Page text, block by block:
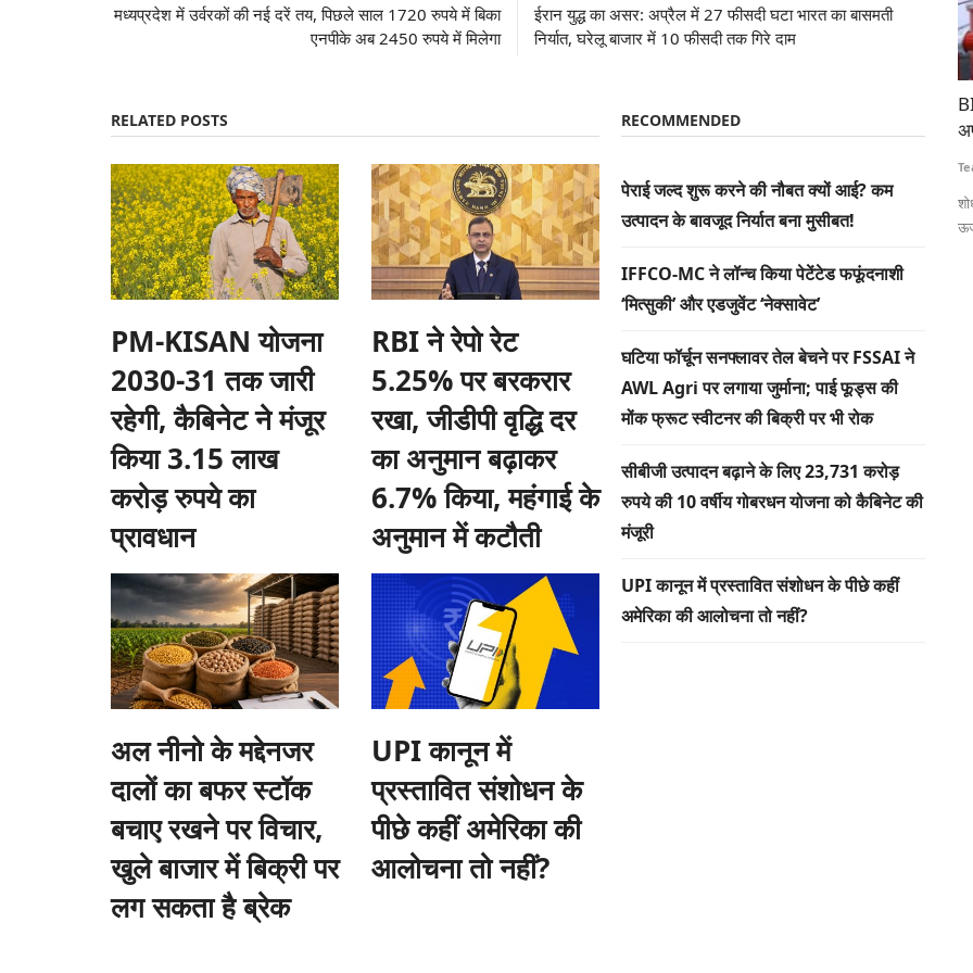
मध्यप्रदेश में उर्वरकों की नई दरें तय, पिछले साल 1720 रुपये में बिका
एनपीके अब 2450 रुपये में मिलेगा
ईरान युद्ध का असर: अप्रैल में 27 फीसदी घटा भारत का बासमती
निर्यात, घरेलू बाजार में 10 फीसदी तक गिरे दाम
RELATED POSTS
PM-KISAN योजना
2030-31 तक जारी
रहेगी, कैबिनेट ने मंजूर
किया 3.15 लाख
करोड़ रुपये का
प्रावधान
RBI ने रेपो रेट
5.25% पर बरकरार
रखा, जीडीपी वृद्धि दर
का अनुमान बढ़ाकर
6.7% किया, महंगाई के
अनुमान में कटौती
अल नीनो के मद्देनजर
दालों का बफर स्टॉक
बचाए रखने पर विचार,
खुले बाजार में बिक्री पर
लग सकता है ब्रेक
UPI कानून में
प्रस्तावित संशोधन के
पीछे कहीं अमेरिका की
आलोचना तो नहीं?
RECOMMENDED
पेराई जल्द शुरू करने की नौबत क्यों आई? कम
उत्पादन के बावजूद निर्यात बना मुसीबत!
IFFCO-MC ने लॉन्च किया पेटेंटेड फफूंदनाशी
‘मित्सुकी’ और एडजुवेंट ‘नेक्सावेट’
घटिया फॉर्चून सनफ्लावर तेल बेचने पर FSSAI ने
AWL Agri पर लगाया जुर्माना; पाई फूड्स की
मोंक फ्रूट स्वीटनर की बिक्री पर भी रोक
सीबीजी उत्पादन बढ़ाने के लिए 23,731 करोड़
रुपये की 10 वर्षीय गोबरधन योजना को कैबिनेट की
मंजूरी
UPI कानून में प्रस्तावित संशोधन के पीछे कहीं
अमेरिका की आलोचना तो नहीं?
सभा चुनावों के पहले अगर यह
Harvir Singh Sep 20, 2025
केंद्रीय कृषि एवं किसान कल्याण तथा ग्रामीण विकास मंत्री शिवराज सिंह चौहान
लगातार...
अपशिष्ट जल, साथ में मिलेगी स्वच्छ ऊर्जा
Team RuralVoice
शोधकर्ताओं ने तीन चरणों वाली एक नई उपचार प्रणाली विकसित की है, जिसमें
ऊर्जा की अधिक...